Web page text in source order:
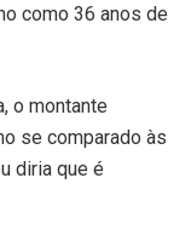
como 36 anos de
o montante
se comparado às
diria que é